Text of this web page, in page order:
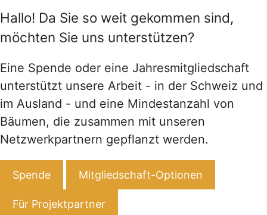
Hallo! Da Sie so weit gekommen sind,
möchten Sie uns unterstützen?
Eine Spende oder eine Jahresmitgliedschaft
unterstützt unsere Arbeit - in der Schweiz und
im Ausland - und eine Mindestanzahl von
Bäumen, die zusammen mit unseren
Netzwerkpartnern gepflanzt werden.
Spende Mitgliedschaft-Optionen
Für Projektpartner